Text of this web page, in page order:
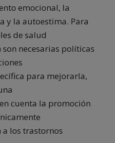
emocional, la
y la autoestima. Para
de salud
necesarias políticas
para mejorarla,
cuenta la promoción
a los trastornos